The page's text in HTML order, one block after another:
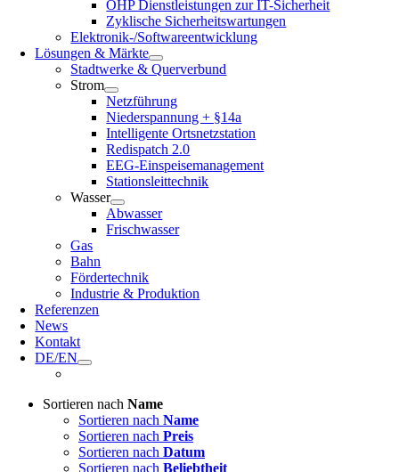
OHP Dienstleistungen zur IT-Sicherheit
Zyklische Sicherheitswartungen
Elektronik-/Softwareentwicklung
Lösungen & Märkte
Stadtwerke & Querverbund
Strom
Netzführung
Niederspannung + §14a
Intelligente Ortsnetzstation
Redispatch 2.0
EEG-Einspeisemanagement
Stationsleittechnik
Wasser
Abwasser
Frischwasser
Gas
Bahn
Fördertechnik
Industrie & Produktion
Referenzen
News
Kontakt
DE/EN
Sortieren nach Name
Sortieren nach Name
Sortieren nach Preis
Sortieren nach Datum
Sortieren nach Beliebtheit